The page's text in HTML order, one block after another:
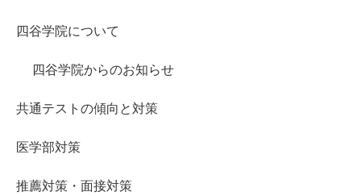
四谷学院について
四谷学院からのお知らせ
共通テストの傾向と対策
医学部対策
推薦対策・面接対策